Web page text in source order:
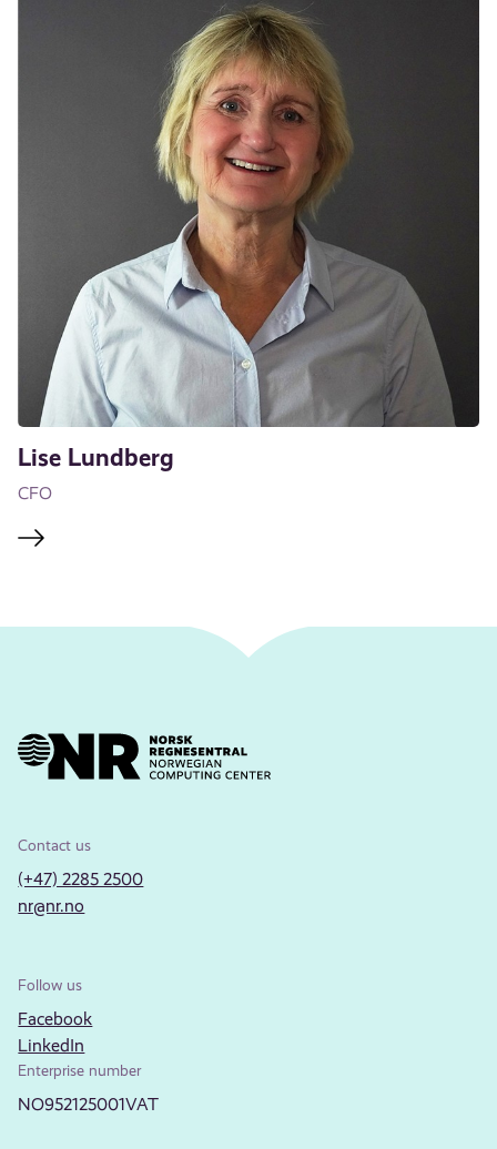
Lise Lundberg
CFO
Contact us
(+47) 2285 2500
nr@nr.no
Follow us
Facebook
LinkedIn
Enterprise number
NO952125001VAT